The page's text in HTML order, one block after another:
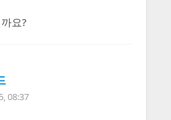
요?
08:37